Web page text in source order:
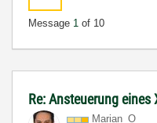
Message 1 of 10
Re: Ansteuerung
Marian_O